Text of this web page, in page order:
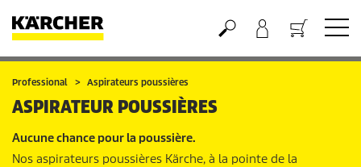
Panier
Professional Aspirateurs poussières
ASPIRATEUR POUSSIÈRES
Aucune chance pour la poussière.
Nos aspirateurs poussières Kärche, à la pointe de la